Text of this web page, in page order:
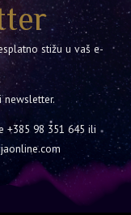
stižu u vaš e-
+385 98 351 645 ili